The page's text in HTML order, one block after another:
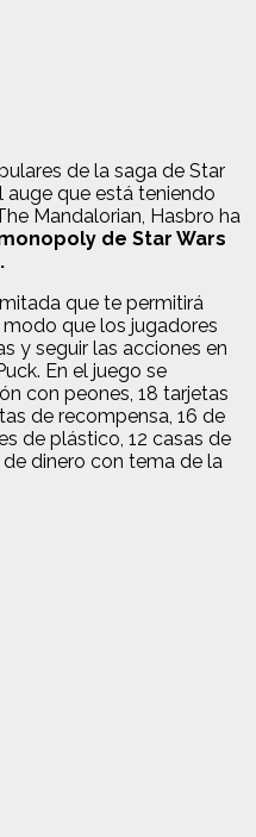
de la saga de Star
auge que está teniendo
Mandalorian, Hasbro ha
de Star Wars
que te permitirá
que los jugadores
y seguir las acciones en
En el juego se
con peones, 18 tarjetas
de recompensa, 16 de
de plástico, 12 casas de
dinero con tema de la